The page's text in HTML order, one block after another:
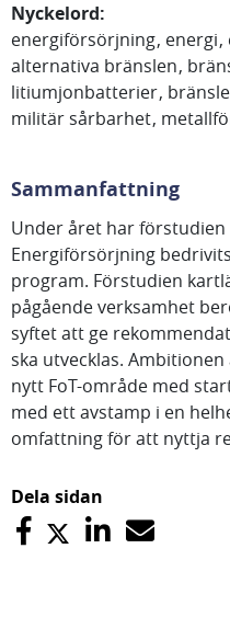
Nyckelord:
energiförsörjning energi
alternativa bränslen
litiumjonbatterier
militär sårbarhet
Sammanfattning
Under året har
Energiförsörjning
program. Förstudien
pågående verksamhet
syftet att ge
ska utvecklas.
nytt FoT-område med
med ett avstamp i en
omfattning för att nyttja
Dela sidan